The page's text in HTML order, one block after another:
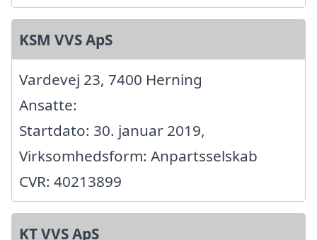
KSM VVS ApS
Vardevej 23, 7400 Herning
Ansatte:
Startdato: 30. januar 2019,
Virksomhedsform: Anpartsselskab
CVR: 40213899
KT VVS ApS